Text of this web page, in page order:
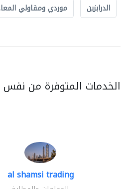
الدرابزين
موردي ومقاولي
الخدمات المتوفرة من نفس
al shamsi trading